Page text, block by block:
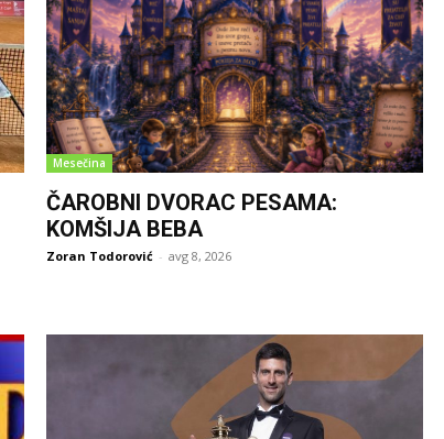
Mesečina
ČAROBNI DVORAC PESAMA:
KOMŠIJA BEBA
Zoran Todorović - avg 8, 2026